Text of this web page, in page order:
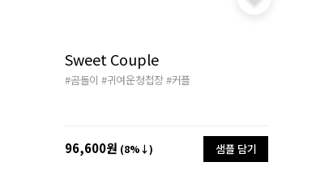
Sweet Couple
#곰돌이 #귀여운청첩장#커플
96,600원 (8%↓) 샘플 담기